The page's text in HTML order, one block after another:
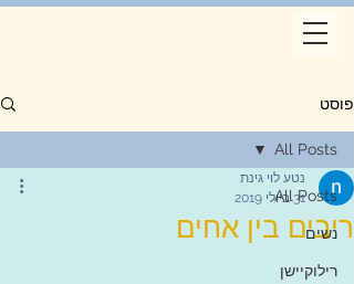
פוסט
All Posts
נשים
רילוקיישן
All Posts
ריבים בין אחים
נטע לוי גינת
31 ביולי 2019